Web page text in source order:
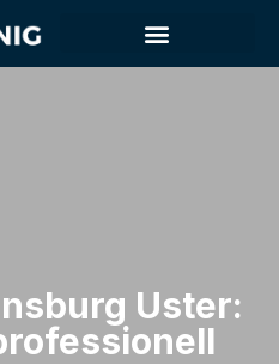
Uster: